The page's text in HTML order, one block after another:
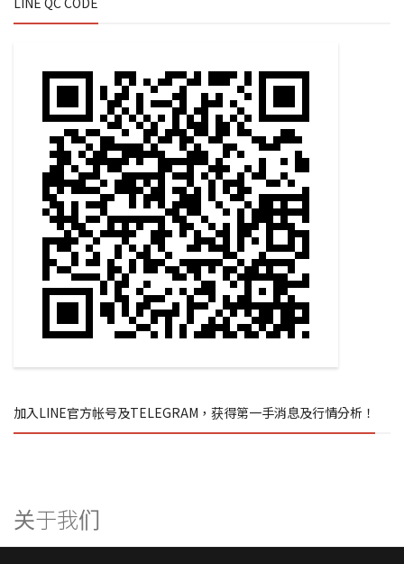
加入LINE官方帐号及TELEGRAM，获得第一手消息及行情分析！
关于我们